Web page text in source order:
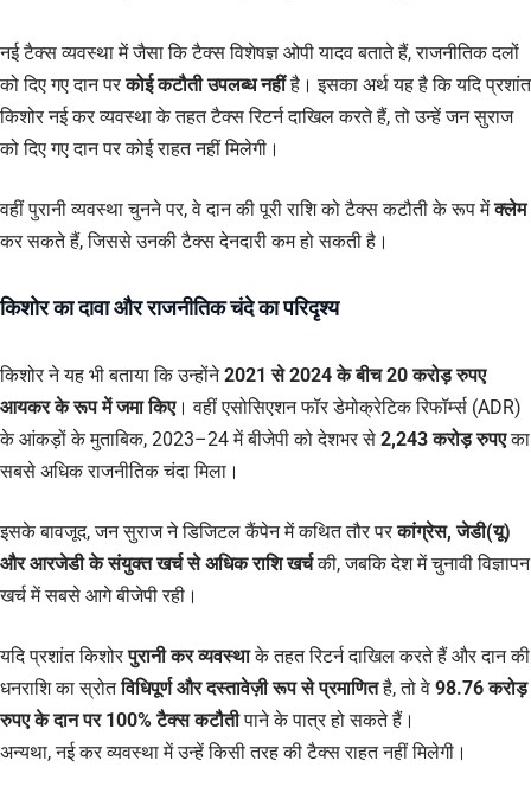
नई टैक्स व्यवस्था में जैसा कि टैक्स विशेषज्ञ ओपी यादव बताते हैं, राजनीतिक दलों
को दिए गए दान परकोई कटौती उपलब्ध नहींहै। इसका अर्थ यह है कि यदि प्रशांत
किशोर नई कर व्यवस्था के तहत टैक्स रिटर्न दाखिल करते हैं, तो उन्हें जन सुराज
को दिए गए दान पर कोई राहत नहीं मिलेगी।
वहीं पुरानी व्यवस्था चुनने पर, वे दान की पूरी राशि को टैक्स कटौती के रूप मेंक्लेम
कर सकते हैं, जिससे उनकी टैक्स देनदारी कम हो सकती है।
किशोर का दावा और राजनीतिक चंदे का परिदृश्य
किशोर ने यह भी बताया कि उन्होंने2021 से 2024 के बीच 20 करोड़ रुपए
आयकर के रूप में जमा किए। वहीं एसोसिएशन फॉर डेमोक्रेटिक रिफॉर्म्स (ADR)
के आंकड़ों के मुताबिक, 2023–24 में बीजेपी को देशभर से 2,243 करोड़ रुपएका
सबसे अधिक राजनीतिक चंदा मिला।
इसके बावजूद, जन सुराज ने डिजिटल कैंपेन में कथित तौर परकांग्रेस, जेडी(यू)
और आरजेडी के संयुक्त खर्च से अधिक राशि खर्चकी, जबकि देश में चुनावी विज्ञापन
खर्च में सबसे आगे बीजेपी रही।
यदि प्रशांत किशोरपुरानी कर व्यवस्थाके तहत रिटर्न दाखिल करते हैं और दान की
धनराशि का स्रोतविधिपूर्ण और दस्तावेज़ी रूप से प्रमाणितहै, तो वे 98.76 करोड़
रुपए के दान पर 100% टैक्स कटौतीपाने के पात्र हो सकते हैं।
अन्यथा, नई कर व्यवस्था में उन्हें किसी तरह की टैक्स राहत नहीं मिलेगी।